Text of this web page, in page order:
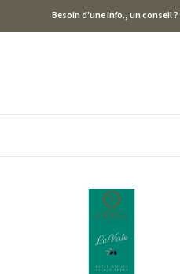
Besoin d'une info., un conseil ?